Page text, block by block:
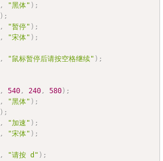
, "黑体" ) ;
) ;
, "暂停" ) ;
, "宋体" ) ;
, "鼠标暂停后请按空格继续" ) ;
, 540 , 240 , 580) ;
, "黑体" ) ;
) ;
, "加速" ) ;
, "宋体" ) ;
, "请按 d" ) ;